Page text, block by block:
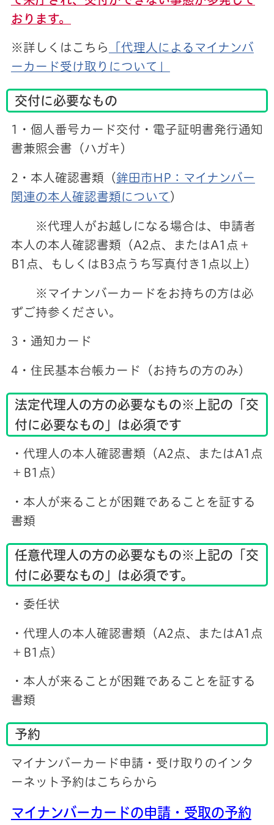
おります。
※詳しくはこちら
「代理人によるマイナンバ
ーカード受け取りについて」
交付に必要なもの
1・個人番号カード交付・電子証明書発行通知
書兼照会書（ハガキ）
2・本人確認書類（鉾田市HP：マイナンバー
関連の本人確認書類について ）
※代理人がお越しになる場合は、申請者
本人の本人確認書類（A2点、またはA1点＋
B1点、もしくはB3点うち写真付き1点以上）
※マイナンバーカードをお持ちの方は必
ずご持参ください。
3・通知カード
4・住民基本台帳カード（お持ちの方のみ）
法定代理人の方の必要なもの※上記の「交
付に必要なもの」は必須です
・代理人の本人確認書類（A2点、またはA1点
＋B1点）
・本人が来ることが困難であることを証する
書類
任意代理人の方の必要なもの※上記の「交
付に必要なもの」は必須です。
・委任状
・代理人の本人確認書類（A2点、またはA1点
＋B1点）
・本人が来ることが困難であることを証する
書類
予約
マイナンバーカード申請・受け取りのインタ
ーネット予約はこちらから
マイナンバーカードの申請・受取の予約